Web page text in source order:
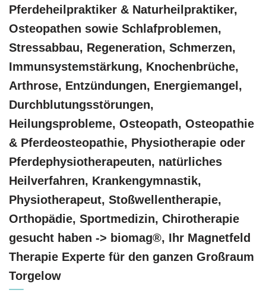
Pferdeheilpraktiker & Naturheilpraktiker,
Osteopathen sowie Schlafproblemen,
Stressabbau, Regeneration, Schmerzen,
Immunsystemstärkung, Knochenbrüche,
Arthrose, Entzündungen, Energiemangel,
Durchblutungsstörungen,
Heilungsprobleme, Osteopath, Osteopathie
& Pferdeosteopathie, Physiotherapie oder
Pferdephysiotherapeuten, natürliches
Heilverfahren, Krankengymnastik,
Physiotherapeut, Stoßwellentherapie,
Orthopädie, Sportmedizin, Chirotherapie
gesucht haben -> biomag®, Ihr Magnetfeld
Therapie Experte für den ganzen Großraum
Torgelow